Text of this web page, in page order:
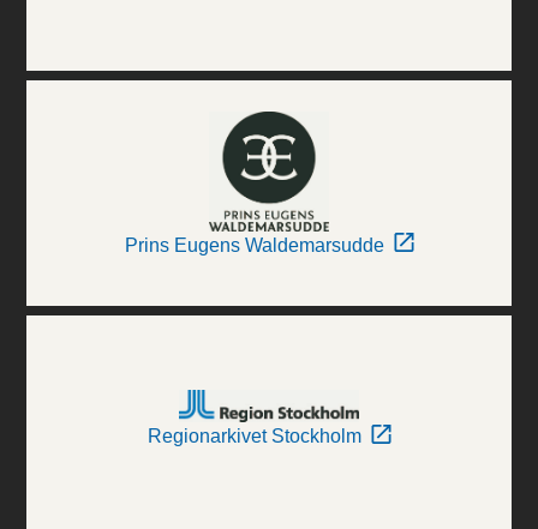
Prins Eugens Waldemarsudde
Regionarkivet Stockholm